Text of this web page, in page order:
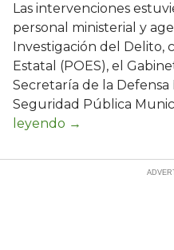
Las intervenciones
personal ministerial y
Investigación del Delito,
Estatal (POES), el
Secretaría de la
Seguridad Pública